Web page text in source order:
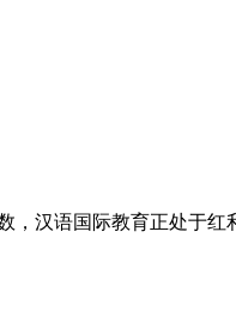
汉语国际教育正处于红